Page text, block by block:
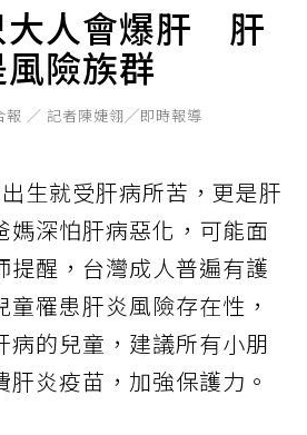
大人會爆肝 肝
險族群
報 ／ 記者陳婕翎╱即時報導
生就受肝病所苦，更是肝
媽深怕肝病惡化，可能面
提醒，台灣成人普遍有護
罹患肝炎風險存在性，
病的兒童，建議所有小朋
炎疫苗，加強保護力。